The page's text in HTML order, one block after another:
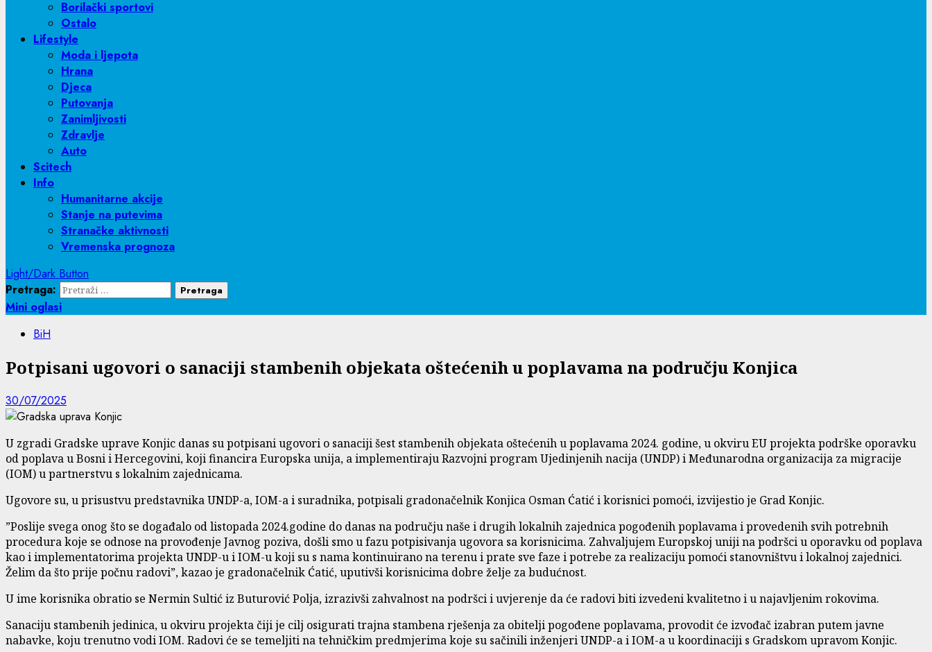
Borilački sportovi
Ostalo
Lifestyle
Moda i ljepota
Hrana
Djeca
Putovanja
Zanimljivosti
Zdravlje
Auto
Scitech
Info
Humanitarne akcije
Stanje na putevima
Stranačke aktivnosti
Vremenska prognoza
Light/Dark Button
Pretraga:
Mini oglasi
BiH
Potpisani ugovori o sanaciji stambenih objekata oštećenih u poplavama na području Konjica
30/07/2025
U zgradi Gradske uprave Konjic danas su potpisani ugovori o sanaciji šest stambenih objekata oštećenih u poplavama 2024. godine, u okviru EU projekta podrške oporavku
od poplava u Bosni i Hercegovini, koji financira Europska unija, a implementiraju Razvojni program Ujedinjenih nacija (UNDP) i Međunarodna organizacija za migracije
(IOM) u partnerstvu s lokalnim zajednicama.
Ugovore su, u prisustvu predstavnika UNDP-a, IOM-a i suradnika, potpisali gradonačelnik Konjica Osman Ćatić i korisnici pomoći, izvijestio je Grad Konjic.
”Poslije svega onog što se događalo od listopada 2024.godine do danas na području naše i drugih lokalnih zajednica pogođenih poplavama i provedenih svih potrebnih
procedura koje se odnose na provođenje Javnog poziva, došli smo u fazu potpisivanja ugovora sa korisnicima. Zahvaljujem Europskoj uniji na podršci u oporavku od poplava
kao i implementatorima projekta UNDP-u i IOM-u koji su s nama kontinuirano na terenu i prate sve faze i potrebe za realizaciju pomoći stanovništvu i lokalnoj zajednici.
Želim da što prije počnu radovi”, kazao je gradonačelnik Ćatić, uputivši korisnicima dobre želje za budućnost.
U ime korisnika obratio se Nermin Sultić iz Buturović Polja, izrazivši zahvalnost na podršci i uvjerenje da će radovi biti izvedeni kvalitetno i u najavljenim rokovima.
Sanaciju stambenih jedinica, u okviru projekta čiji je cilj osigurati trajna stambena rješenja za obitelji pogođene poplavama, provodit će izvođač izabran putem javne
nabavke, koju trenutno vodi IOM. Radovi će se temeljiti na tehničkim predmjerima koje su sačinili inženjeri UNDP-a i IOM-a u koordinaciji s Gradskom upravom Konjic.